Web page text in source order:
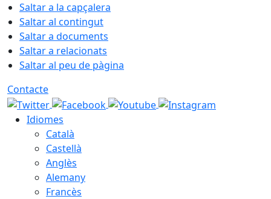
Saltar a la capçalera
Saltar al contingut
Saltar a documents
Saltar a relacionats
Saltar al peu de pàgina
Contacte
Idiomes
Català
Castellà
Anglès
Alemany
Francès